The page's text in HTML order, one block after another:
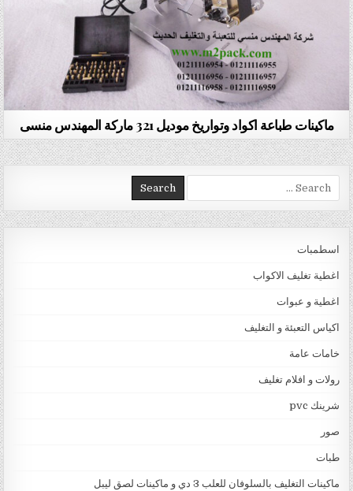
ماكينات طباعة اكواد وتواريخ موديل 321 ماركة المهندس منسى
Search for:
اسطمبات
اغطية تغليف الاكواب
اغطية و عبوات
اكياس التعبئة و التغليف
خامات عامة
رولات و افلام تغليف
شرينك pvc
صور
طبات
ماكينات التغليف بالسلوفان للعلب 3 دي و ماكينات لصق ليبل